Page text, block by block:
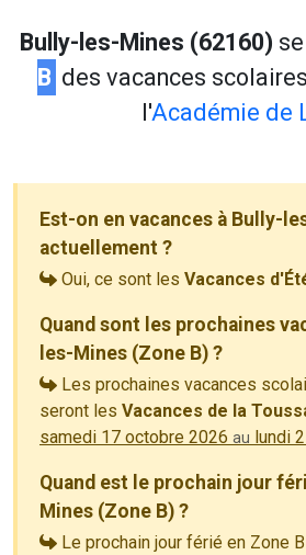
Bully-les-Mines (62160)
B des vacances
l'Académie de
Est-on en vacances à Bully-
actuellement ?
Oui, ce sont les Vacances
Quand sont les prochaines
les-Mines (Zone B) ?
Les prochaines vacances
seront les Vacances de la
samedi 17 octobre 2026 au lundi
Quand est le prochain jour
Mines (Zone B) ?
Le prochain jour férié en Zone